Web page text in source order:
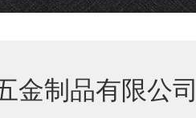
金制品有限公